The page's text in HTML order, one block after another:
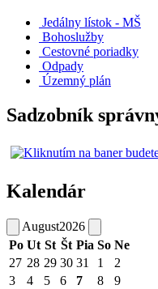
Jedálny lístok - MŠ
Bohoslužby
Cestovné poriadky
Odpady
Územný plán
Sadzobník
Kalendár
August2026
Po Ut St Št Pia So Ne
27 28 29 30 31 1
2
3
4 5 6 7 8
9